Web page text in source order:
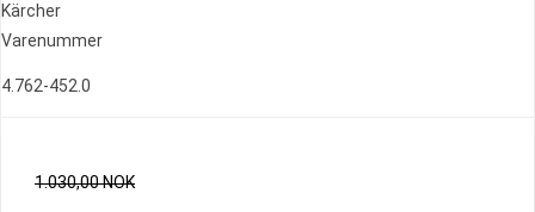
Kärcher
Varenummer
4.762-452.0
1.030,00 NOK